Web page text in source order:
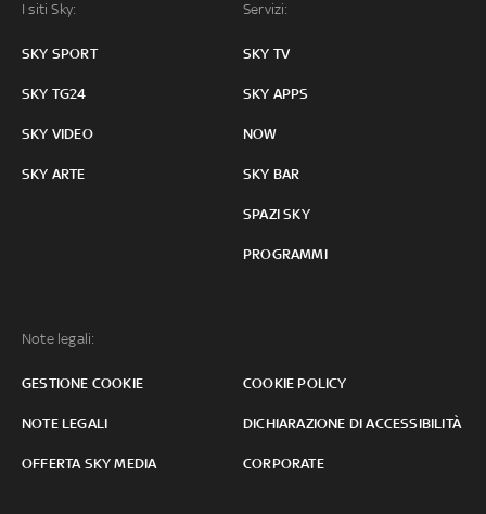
I siti Sky:
SKY SPORT
SKY TG24
SKY VIDEO
SKY ARTE
Servizi:
SKY TV
SKY APPS
NOW
SKY BAR
SPAZI SKY
PROGRAMMI
Note legali:
GESTIONE COOKIE COOKIE POLICY
NOTE LEGALI DICHIARAZIONE DI ACCESSIBILITÀ
OFFERTA SKY MEDIA CORPORATE